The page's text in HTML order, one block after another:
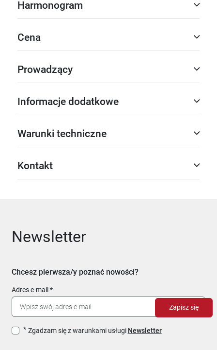
Harmonogram
Cena
Prowadzący
Informacje dodatkowe
Warunki techniczne
Kontakt
Newsletter
Chcesz pierwsza/y poznać nowości?
Adres e-mail
Zgadzam się z warunkami usługi Newsletter
Zapisz się